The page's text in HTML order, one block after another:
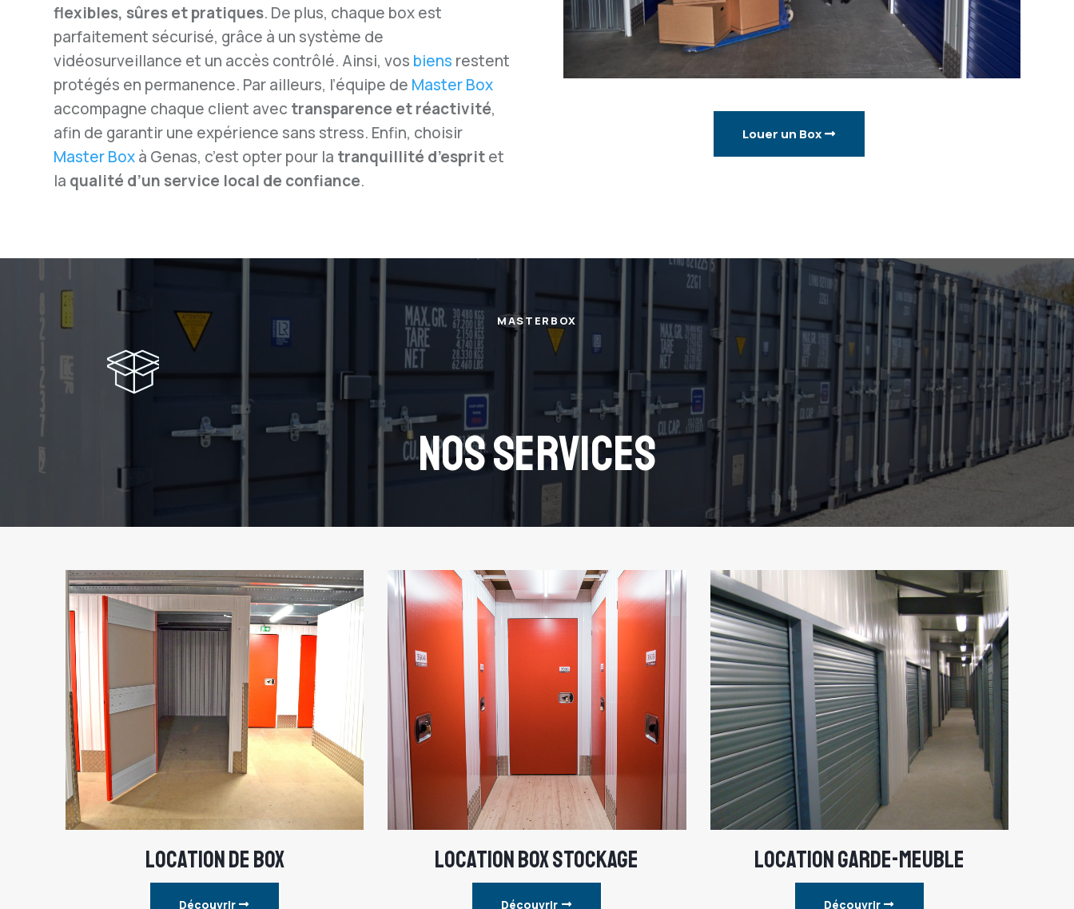
flexibles, sûres et pratiques. De plus, chaque box est
parfaitement sécurisé, grâce à un système de
vidéosurveillance et un accès contrôlé. Ainsi, vos biens restent
protégés en permanence. Par ailleurs, l’équipe de Master Box
accompagne chaque client avec transparence et réactivité,
afin de garantir une expérience sans stress. Enfin, choisir
Master Boxà Genas, c’est opter pour la tranquillité d’espritet
la qualité d’un service local de confiance.
Louer un Box
MASTERBOX
NOS SERVICES
LOCATION DE BOX
Découvrir
LOCATION BOX STOCKAGE
Découvrir
LOCATION GARDE-MEUBLE
Découvrir